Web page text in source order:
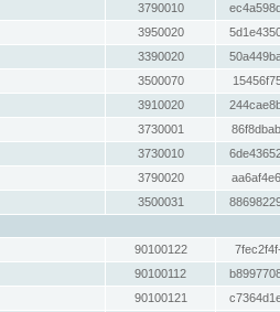
3790010
3950020
3390020
3500070
3910020
3730001
3730010
3790020
3500031
90100122
90100112
90100121